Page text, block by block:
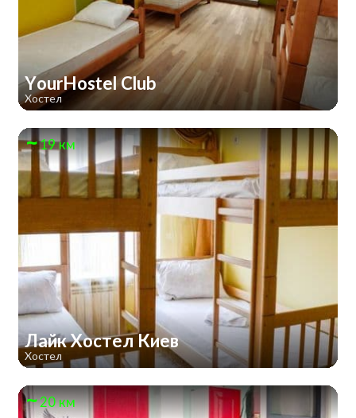
YourHostel Club
Хостел
19 км
Лайк Хостел Киев
Хостел
20 км